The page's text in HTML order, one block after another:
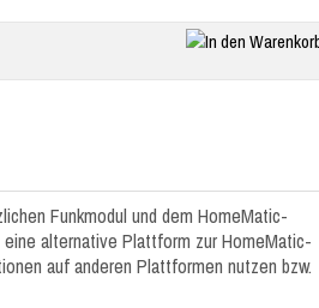
Funkmodul und dem HomeMatic-
alternative Plattform zur HomeMatic-
auf anderen Plattformen nutzen bzw.